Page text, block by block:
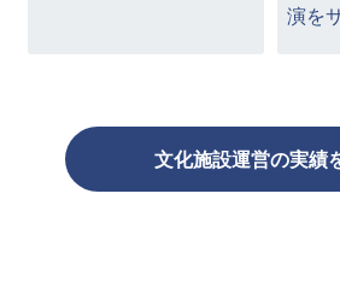
演を
文化施設運営の実績